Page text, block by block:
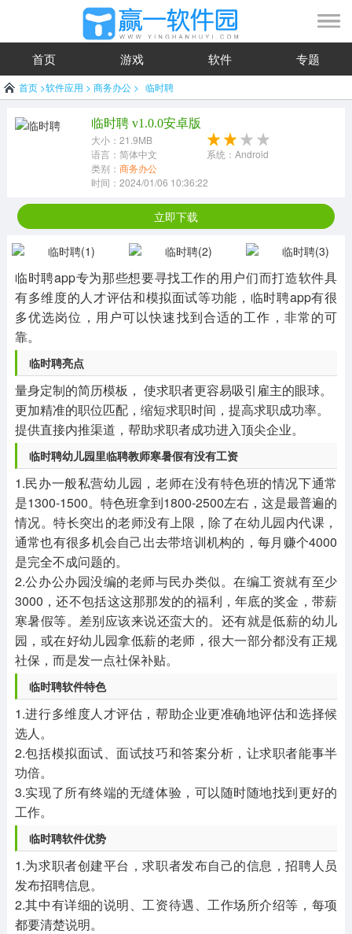
首页 游戏 软件 专题
首页 >软件应用 > 商务办公 > 临时聘
临时聘 v1.0.0安卓版
大小：21.9MB
语言：简体中文
系统：Android
类别： 商务办公
时间：2024/01/06 10:36:22
立即下载
临时聘app专为那些想要寻找工作的用户们而打造软件具
有多维度的人才评估和模拟面试等功能，临时聘app有很
多优选岗位，用户可以快速找到合适的工作，非常的可
靠。
临时聘亮点
量身定制的简历模板， 使求职者更容易吸引雇主的眼球。
更加精准的职位匹配，缩短求职时间，提高求职成功率。
提供直接内推渠道，帮助求职者成功进入顶尖企业。
临时聘幼儿园里临聘教师寒暑假有没有工资
1.民办一般私营幼儿园，老师在没有特色班的情况下通常
是1300-1500。特色班拿到1800-2500左右，这是最普遍的
情况。特长突出的老师没有上限，除了在幼儿园内代课，
通常也有很多机会自己出去带培训机构的，每月赚个4000
是完全不成问题的。
2.公办公办园没编的老师与民办类似。在编工资就有至少
3000，还不包括这这那那发的的福利，年底的奖金，带薪
寒暑假等。差别应该来说还蛮大的。还有就是低薪的幼儿
园，或在好幼儿园拿低薪的老师，很大一部分都没有正规
社保，而是发一点社保补贴。
临时聘软件特色
1.进行多维度人才评估，帮助企业更准确地评估和选择候
选人。
2.包括模拟面试、面试技巧和答案分析，让求职者能事半
功倍。
3.实现了所有终端的无缝体验，可以随时随地找到更好的
工作。
临时聘软件优势
1.为求职者创建平台，求职者发布自己的信息，招聘人员
发布招聘信息。
2.其中有详细的说明、工资待遇、工作场所介绍等，每项
都要清楚说明。